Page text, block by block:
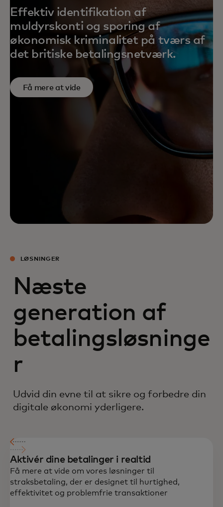
Effektiv identifikation af
muldyrskonti og sporing af
økonomisk kriminalitet på tværs af
det britiske betalingsnetværk.
Få mere at vide
LØSNINGER
Næste
generation af
betalingsløsninge
r
Udvid din evne til at sikre og forbedre din
digitale økonomi yderligere.
Aktivér dine betalinger i realtid
Få mere at vide om vores løsninger til
straksbetaling, der er designet til hurtighed,
effektivitet og problemfrie transaktioner